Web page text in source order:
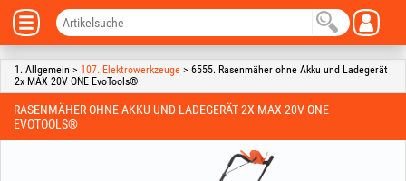
1. Allgemein > 107. Elektrowerkzeuge > 6555. Rasenmäher ohne Akku und Ladegerät
2x MAX 20V ONE EvoTools®
RASENMÄHER OHNE AKKU UND LADEGERÄT 2X MAX 20V ONE
EVOTOOLS®